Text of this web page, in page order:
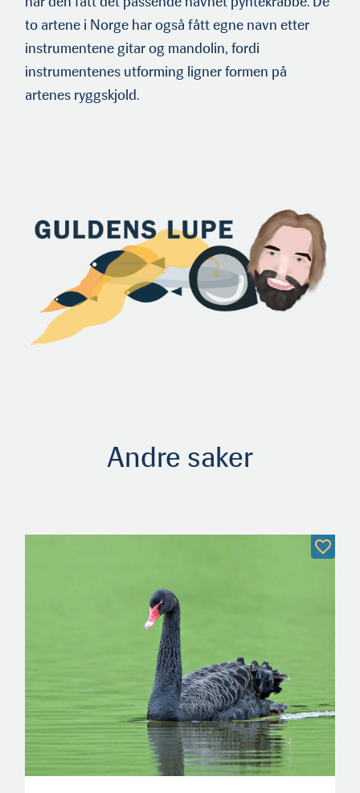
to artene i Norge har også fått egne navn etter
instrumentene gitar og mandolin, fordi
instrumentenes utforming ligner formen på
artenes ryggskjold.
Andre saker